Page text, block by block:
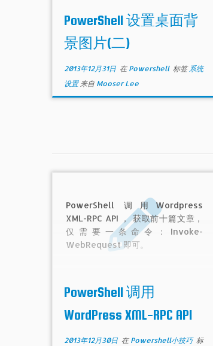
参数的传递和解析上了。后面在网上又找
了一段脚本，调用的非常巧妙，完美解决
Set-DesktopWallPaper不好使的问
题。
PowerShell 设置桌面背
景图片(二)
2013年12月31日 在 Powershell 标签系统
设置 来自 Mooser Lee
PowerShell 调用Wordpress
XML-RPC API ， 获取前十篇文章，
仅需要一条命令：Invoke-
WebRequest 即可。
PowerShell 调用
WordPress XML-RPC API
2013年12月30日 在 Powershell小技巧 标